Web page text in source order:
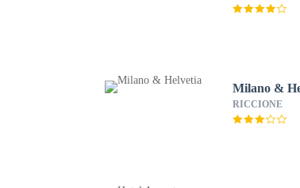
Milano &
RICCIONE